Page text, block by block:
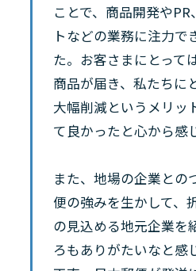
ことで、商品開発や
トなどの業務に注力で
た。お客さまにとって
商品が届き、私たちに
大幅削減というメリッ
て良かったと心から感
また、地場の企業との
便の強みを生かして、
の見込める地元企業を
ろもありがたいなと感